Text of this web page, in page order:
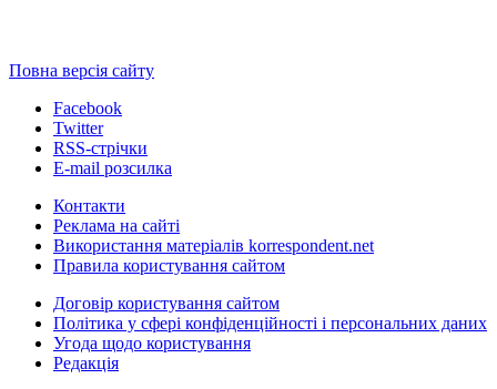
Повна версія сайту
Facebook
Twitter
RSS-стрічки
E-mail розсилка
Контакти
Реклама на сайті
Використання матеріалів korrespondent.net
Правила користування сайтом
Договір користування сайтом
Політика у сфері конфіденційності і персональних даних
Угода щодо користування
Редакція